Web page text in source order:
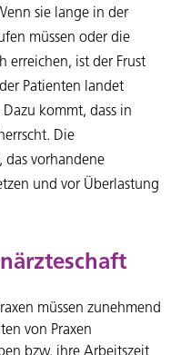
sie lange in der
müssen oder die
erreichen, ist der Frust
Patienten landet
kommt, dass in
Die
das vorhandene
und vor Überlastung
müssen zunehmend
von Praxen